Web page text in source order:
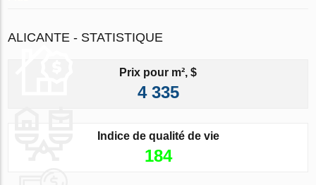
ALICANTE - STATISTIQUE
Prix pour m², $
4 335
Indice de qualité de vie
184